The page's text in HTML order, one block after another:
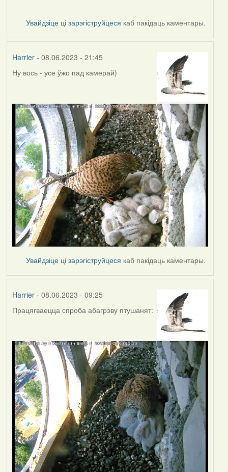
Увайдзіце цізарэгіструйцеся каб пакідаць каментары.
Harrier- 08.06.2023 - 21:45
Ну вось - усе ўжо пад камерай)
Увайдзіце цізарэгіструйцеся каб пакідаць каментары.
Harrier- 08.06.2023 - 09:25
Працягваецца спроба абагрэву птушанят: